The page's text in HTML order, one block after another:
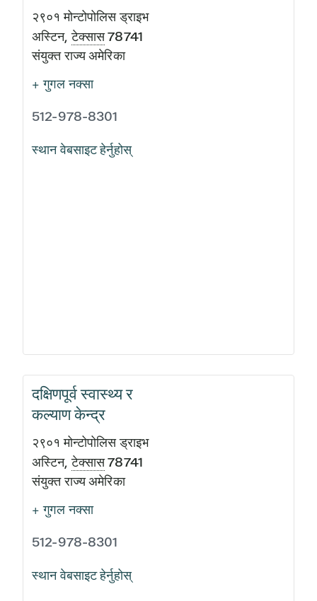
२९०१ मोन्टोपोलिस ड्राइभ
अस्टिन, टेक्सास78741
संयुक्त राज्य अमेरिका
+ गुगल नक्सा
512-978-8301
स्थान वेबसाइट हेर्नुहोस्
दक्षिणपूर्व स्वास्थ्य र
कल्याण केन्द्र
२९०१ मोन्टोपोलिस ड्राइभ
अस्टिन, टेक्सास78741
संयुक्त राज्य अमेरिका
+ गुगल नक्सा
512-978-8301
स्थान वेबसाइट हेर्नुहोस्